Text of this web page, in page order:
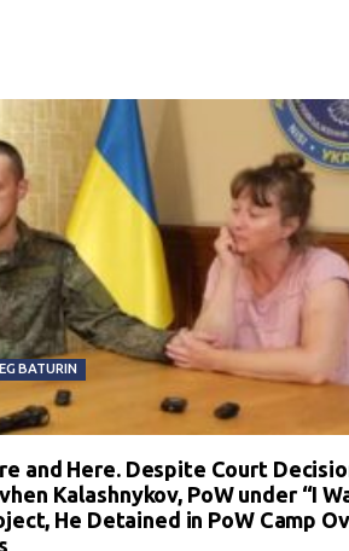
BATURIN
and Here. Despite Court
Kalashnykov, PoW under “I
He Detained in PoW Camp